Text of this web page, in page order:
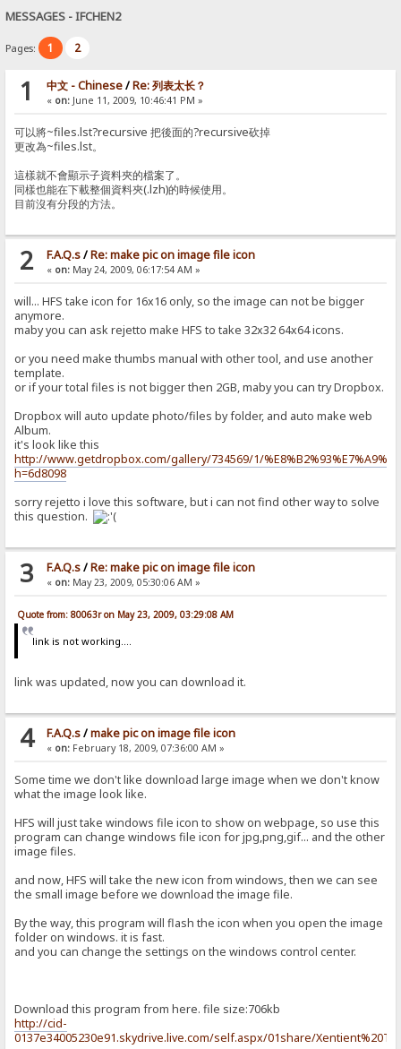
MESSAGES - IFCHEN2
Pages: 1 2
1 中文 - Chinese/Re: 列表太长？
« on:June 11, 2009, 10:46:41 PM »
可以將~files.lst?recursive 把後面的?recursive砍掉
更改為~files.lst。
這樣就不會顯示子資料夾的檔案了。
同樣也能在下載整個資料夾(.lzh)的時候使用。
目前沒有分段的方法。
2 F.A.Q.s/Re: make pic on image file icon
« on:May 24, 2009, 06:17:54 AM »
will... HFS take icon for 16x16 only, so the image can not be bigger
anymore.
maby you can ask rejetto make HFS to take 32x32 64x64 icons.
or you need make thumbs manual with other tool, and use another
template.
or if your total files is not bigger then 2GB, maby you can try Dropbox.
Dropbox will auto update photo/files by folder, and auto make web
Album.
it's look like this
http://www.getdropbox.com/gallery/734569/1/
h=6d8098
sorry rejetto i love this software, but i can not find other way to solve
this question.
3 F.A.Q.s/Re: make pic on image file icon
« on:May 23, 2009, 05:30:06 AM »
Quote from: 80063r on May 23, 2009, 03:29:08 AM
link is not working....
link was updated, now you can download it.
4 F.A.Q.s/make pic on image file icon
« on:February 18, 2009, 07:36:00 AM »
Some time we don't like download large image when we don't know
what the image look like.
HFS will just take windows file icon to show on webpage, so use this
program can change windows file icon for jpg,png,gif... and the other
image files.
and now, HFS will take the new icon from windows, then we can see
the small image before we download the image file.
By the way, this program will flash the icon when you open the image
folder on windows. it is fast.
and you can change the settings on the windows control center.
Download this program from here. file size:706kb
http://cid-
0137e34005230e91.skydrive.live.com/self.aspx/01share/